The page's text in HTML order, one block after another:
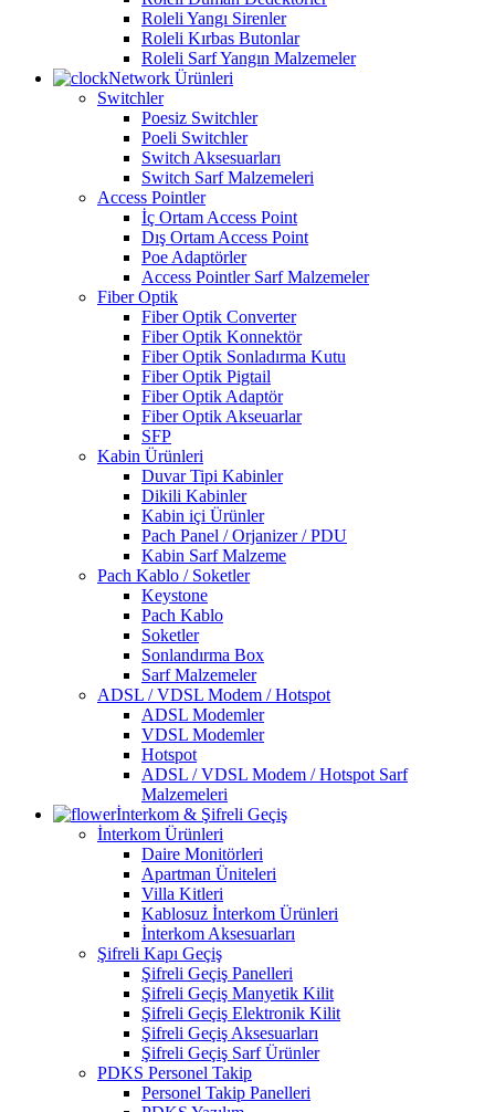
Roleli Yangı Sirenler
Roleli Kırbas Butonlar
Roleli Sarf Yangın Malzemeler
Network Ürünleri
Switchler
Poesiz Switchler
Poeli Switchler
Switch Aksesuarları
Switch Sarf Malzemeleri
Access Pointler
İç Ortam Access Point
Dış Ortam Access Point
Poe Adaptörler
Access Pointler Sarf Malzemeler
Fiber Optik
Fiber Optik Converter
Fiber Optik Konnektör
Fiber Optik Sonladırma Kutu
Fiber Optik Pigtail
Fiber Optik Adaptör
Fiber Optik Akseuarlar
SFP
Kabin Ürünleri
Duvar Tipi Kabinler
Dikili Kabinler
Kabin içi Ürünler
Pach Panel / Orjanizer / PDU
Kabin Sarf Malzeme
Pach Kablo / Soketler
Keystone
Pach Kablo
Soketler
Sonlandırma Box
Sarf Malzemeler
ADSL / VDSL Modem / Hotspot
ADSL Modemler
VDSL Modemler
Hotspot
ADSL / VDSL Modem / Hotspot Sarf
Malzemeleri
İnterkom & Şifreli Geçiş
İnterkom Ürünleri
Daire Monitörleri
Apartman Üniteleri
Villa Kitleri
Kablosuz İnterkom Ürünleri
İnterkom Aksesuarları
Şifreli Kapı Geçiş
Şifreli Geçiş Panelleri
Şifreli Geçiş Manyetik Kilit
Şifreli Geçiş Elektronik Kilit
Şifreli Geçiş Aksesuarları
Şifreli Geçiş Sarf Ürünler
PDKS Personel Takip
Personel Takip Panelleri